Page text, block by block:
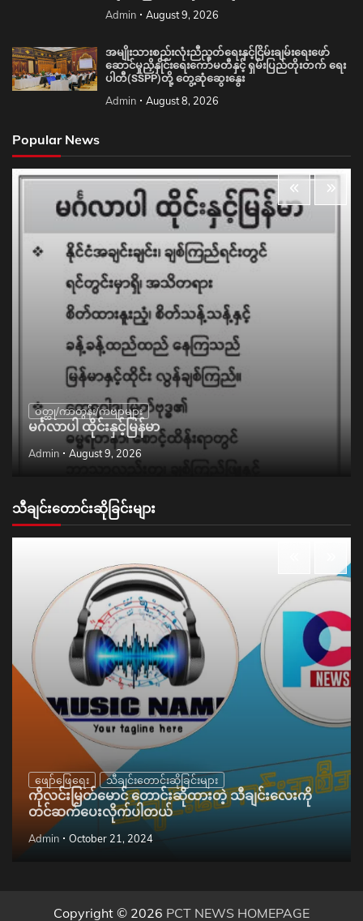
Admin August 9, 2026
အမျိုးသားစည်းလုံးညီညွတ်ရေးနှင့်ငြိမ်းချမ်းရေးဖော်
ဆောင်မှုညှိနှိုင်းရေးကော်မတီနှင့် ရှမ်းပြည်တိုးတက် ရေး
ပါတီ(SSPP)တို့ တွေ့ဆုံဆွေးနွေး
Admin August 8, 2026
Popular News
ဝတ္ထု/ကာတွန်း/ကဗျာများ
မင်္ဂလာပါ ထိုင်းနှင့်မြန်မာ
Admin August 9, 2026
သီချင်းတောင်းဆိုခြင်းများ
ဖျော်ဖြေရေး သီချင်းတောင်းဆိုခြင်းများ
ကိုလင်းမြတ်မောင် တောင်းဆိုထားတဲ့ သီချင်းလေးကို
တင်ဆက်ပေးလိုက်ပါတယ်
Admin October 21, 2024
Copyright © 2026 PCT NEWS HOMEPAGE